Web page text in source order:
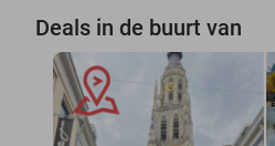
Deals in de buurt van